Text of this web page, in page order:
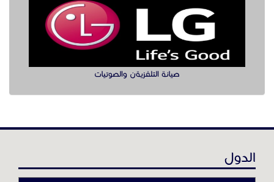
صيانة التلفزيةن والصوتيات
الدول